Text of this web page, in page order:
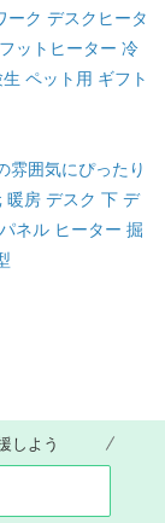
ーク デスクヒータ
ットヒーター 冷
ペット用 ギフト
雰囲気にぴったり
暖房 デスク 下 デ
ネル ヒーター 掘
しよう